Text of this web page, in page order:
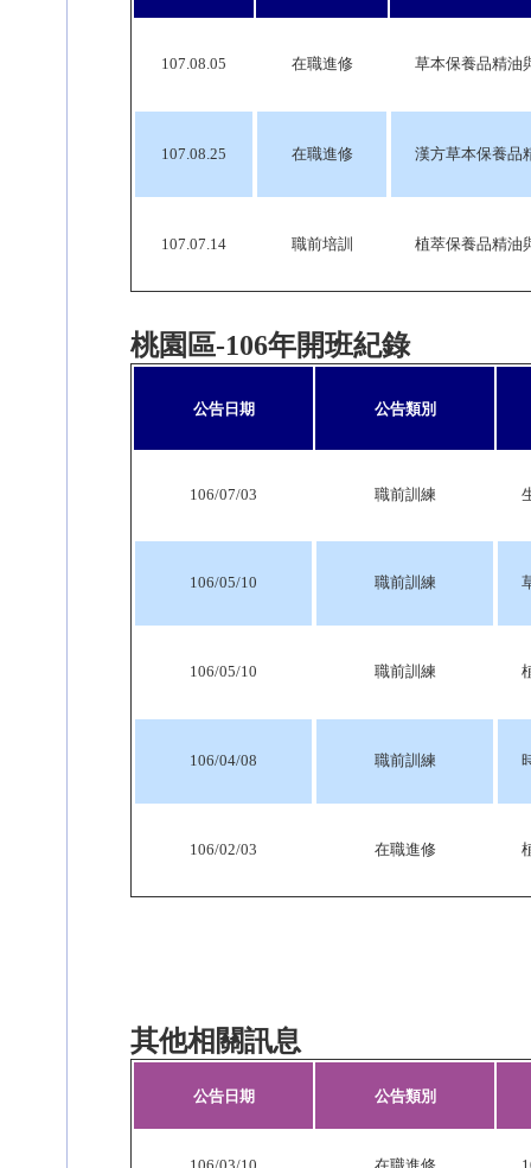
107.08.05 在職進修 草本保養品精油
107.08.25 在職進修 漢方草本保養品
107.07.14 職前培訓 植萃保養品精油
桃園區-106年開班紀錄
公告日期 公告類別
106/07/03 職前訓練
106/05/10 職前訓練
106/05/10 職前訓練
106/04/08 職前訓練
106/02/03 在職進修
其他相關訊息
公告日期 公告類別